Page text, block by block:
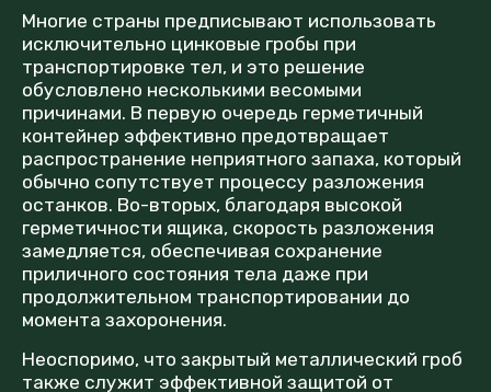
Многие страны предписывают использовать
исключительно цинковые гробы при
транспортировке тел, и это решение
обусловлено несколькими весомыми
причинами. В первую очередь герметичный
контейнер эффективно предотвращает
распространение неприятного запаха, который
обычно сопутствует процессу разложения
останков. Во-вторых, благодаря высокой
герметичности ящика, скорость разложения
замедляется, обеспечивая сохранение
приличного состояния тела даже при
продолжительном транспортировании до
момента захоронения.
Неоспоримо, что закрытый металлический гроб
также служит эффективной защитой от